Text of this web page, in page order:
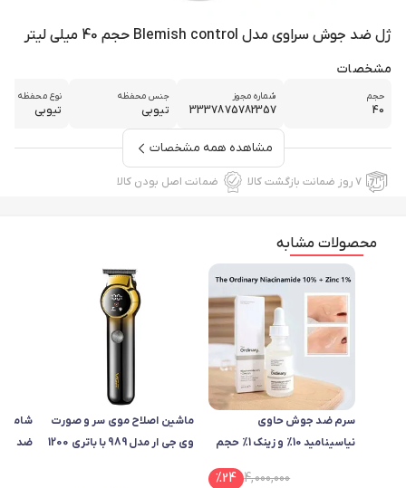
ژل ضد جوش سراوی مدل Blemish control حجم 40 میلی لیتر
مشخصات
حجم
40
شماره مجوز
3337875782357
جنس محفظه
تیوبی
نوع محفظه
تیوبی
مشاهده همه مشخصات
۷ روز ضمانت بازگشت کالا ضمانت اصل بودن کالا
محصولات مشابه
سرم ضد جوش حاوی
نیاسینامید 10% و زینک 1% حجم
4,000,000
%24
ماشین اصلاح موی سر و صورت
وی جی ار مدل 989 با باتری 1200